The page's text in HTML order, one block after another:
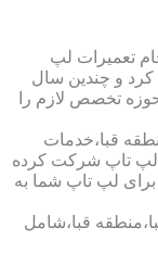
تعمیرات لپ
و چندین سال
حوزه تخصص لازم را
قبا،خدمات
لپ تاپ شرکت کرده
برای لپ تاپ شما به
قبا،شامل